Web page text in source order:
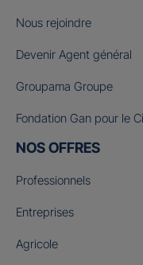
Nous rejoindre
Devenir Agent général
Groupama Groupe
Fondation Gan pour le
NOS OFFRES
Professionnels
Entreprises
Agricole